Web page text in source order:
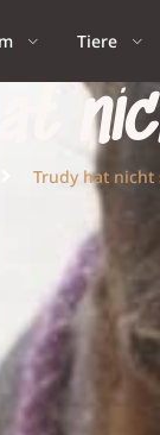
Tiere
Trudy hat nicht